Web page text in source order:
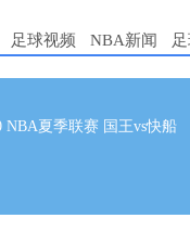
足球视频 NBA新闻
NBA夏季联赛 国王vs快船